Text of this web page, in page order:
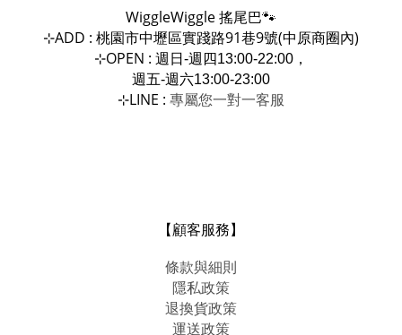
WiggleWiggle搖尾巴🐾
⊹ADD : 桃園市中壢區實踐路91巷9號(中原商圈內)
⊹OPEN : 週日-週四13:00-22:00，
週五-週六13:00-23:00
⊹LINE : 專屬您一對一客服
【顧客服務】
條款與細則
隱私政策
退換貨政策
運送政策